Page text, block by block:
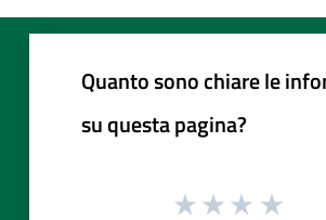
Quanto sono chiare le
su questa pagina?